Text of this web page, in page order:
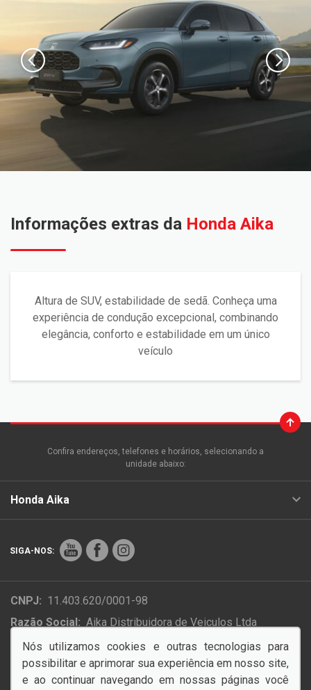
Informações extras da Honda Aika
Altura de SUV, estabilidade de sedã. Conheça uma
experiência de condução excepcional, combinando
elegância, conforto e estabilidade em um único
veículo
Confira endereços, telefones e horários, selecionando a
unidade abaixo:
Honda Aika
SIGA-NOS:
CNPJ: 11.403.620/0001-98
Razão Social: Aika Distribuidora de Veiculos Ltda
Endereço Matriz: Rua Colonizador Ênio Pipino, 4854 -
Setor Industrial Norte - Sinop-MT
Nós utilizamos cookies e outras tecnologias para
possibilitar e aprimorar sua experiência em nosso site,
e ao continuar navegando em nossas páginas você